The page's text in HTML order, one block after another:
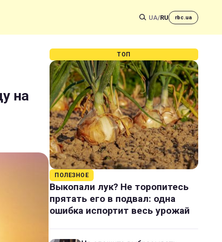
UA/RU rbc.ua
на
ТОП
ПОЛЕЗНОЕ
Выкопали лук? Не торопитесь
прятать его в подвал: одна
ошибка испортит весь урожай